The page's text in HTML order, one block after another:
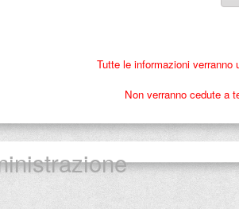
Tutte le informazioni
Non verranno cedute a